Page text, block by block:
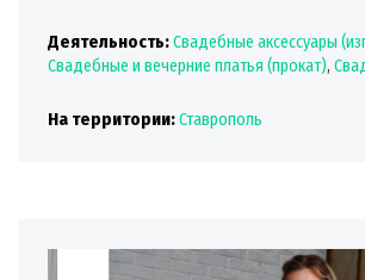
Деятельность:Свадебные аксессуары
Свадебные и вечерние платья (прокат),
На территории:Ставрополь